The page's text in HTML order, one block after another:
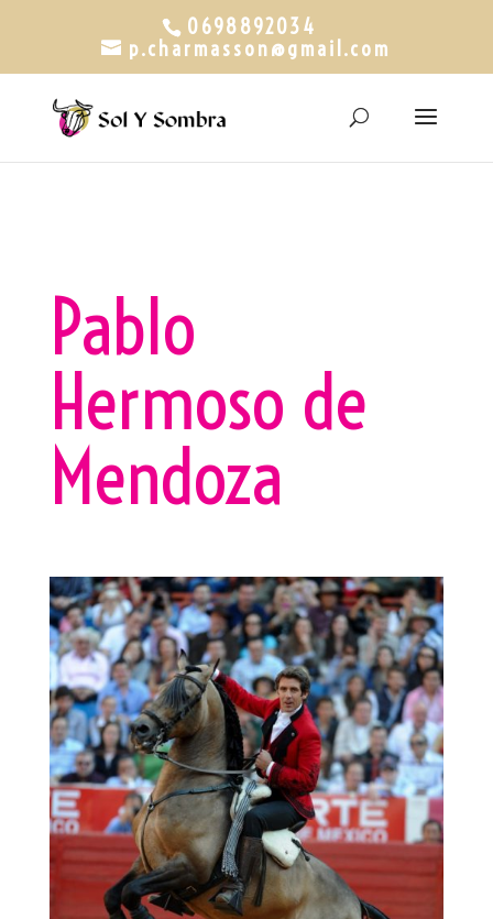
0698892034
p.charmasson@gmail.com
Pablo
Hermoso de
Mendoza